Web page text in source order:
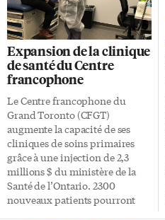
Expansion de la clinique
de santé du Centre
francophone
Le Centre francophone du
Grand Toronto (CFGT)
augmente la capacité de ses
cliniques de soins primaires
grâce à une injection de 2,3
millions $ du ministère de la
Santé de l’Ontario. 2300
nouveaux patients pourront